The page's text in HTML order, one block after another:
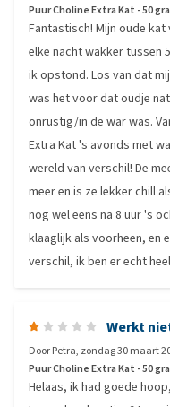
Puur Choline Extra Kat - 50
Fantastisch! Mijn oude kat
elke nacht wakker tussen
ik opstond. Los van dat
was het voor dat oudje
onrustig/in de war was.
Extra Kat 's avonds met
wereld van verschil! De
meer en is ze lekker chill
nog wel eens na 8 uur 's
klaaglijk als voorheen, en
verschil, ik ben er echt
Werkt
DoorPetra, zondag 30 maart
Puur Choline Extra Kat - 50
Helaas, ik had goede